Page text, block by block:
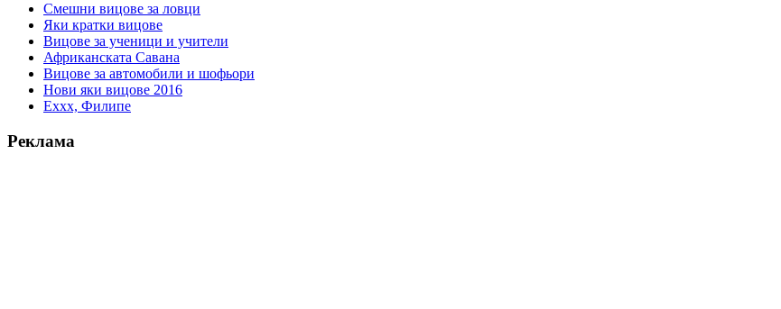
Смешни вицове за ловци
Яки кратки вицове
Вицове за ученици и учители
Африканската Савана
Вицове за автомобили и шофьори
Нови яки вицове 2016
Еххх, Филипе
Реклама